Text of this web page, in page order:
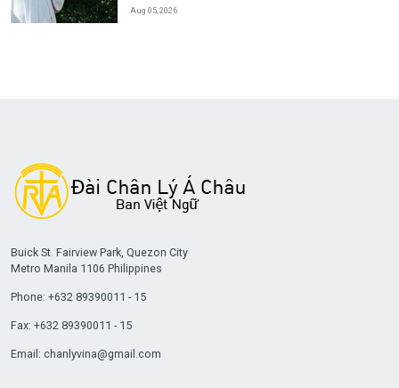
Aug 05, 2026
Buick St. Fairview Park, Quezon City
Metro Manila 1106 Philippines
Phone: +632 89390011 - 15
Fax: +632 89390011 - 15
Email: chanlyvina@gmail.com